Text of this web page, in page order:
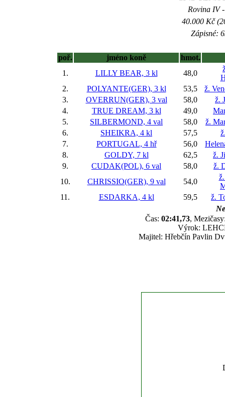
Rovina IV
40.000 Kč
Zápisné:
poř. jméno koně
hmot.
1.
LILLY BEAR, 3 kl 48,0
2.
POLYANTE(GER), 3 kl 53,5
ž.
3.
OVERRUN(GER), 3 val 58,0
ž.
4.
TRUE DREAM, 3 kl 49,0
5.
SILBERMOND, 4 val 58,0
ž.
6.
SHEIKRA, 4 kl 57,5
7.
PORTUGAL, 4 hř 56,0
8.
GOLDY, 7 kl 62,5
ž.
9.
CUDAK(POL), 6 val 58,0
ž.
10.
CHRISSIO(GER), 9 val 54,0
11.
ESDARKA, 4 kl 59,5
ž.
Čas: 02:41,73,
Výrok:
Majitel: Hřebčín Pavlin